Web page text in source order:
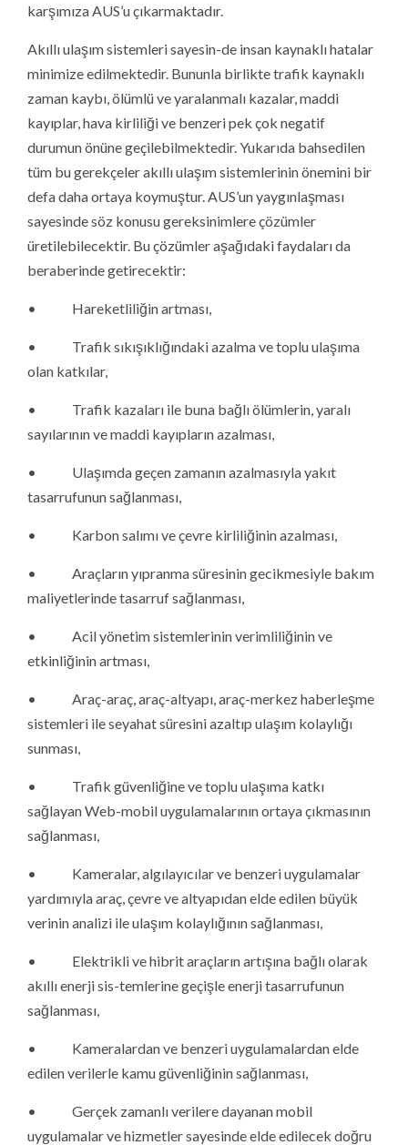
karşımıza AUS’u çıkarmaktadır.
Akıllı ulaşım sistemleri sayesin-de insan kaynaklı hatalar
minimize edilmektedir. Bununla birlikte trafik kaynaklı
zaman kaybı, ölümlü ve yaralanmalı kazalar, maddi
kayıplar, hava kirliliği ve benzeri pek çok negatif
durumun önüne geçilebilmektedir. Yukarıda bahsedilen
tüm bu gerekçeler akıllı ulaşım sistemlerinin önemini bir
defa daha ortaya koymuştur. AUS’un yaygınlaşması
sayesinde söz konusu gereksinimlere çözümler
üretilebilecektir. Bu çözümler aşağıdaki faydaları da
beraberinde getirecektir:
• Hareketliliğin artması,
• Trafik sıkışıklığındaki azalma ve toplu ulaşıma
olan katkılar,
• Trafik kazaları ile buna bağlı ölümlerin, yaralı
sayılarının ve maddi kayıpların azalması,
• Ulaşımda geçen zamanın azalmasıyla yakıt
tasarrufunun sağlanması,
• Karbon salımı ve çevre kirliliğinin azalması,
• Araçların yıpranma süresinin gecikmesiyle bakım
maliyetlerinde tasarruf sağlanması,
• Acil yönetim sistemlerinin verimliliğinin ve
etkinliğinin artması,
• Araç-araç, araç-altyapı, araç-merkez haberleşme
sistemleri ile seyahat süresini azaltıp ulaşım kolaylığı
sunması,
• Trafik güvenliğine ve toplu ulaşıma katkı
sağlayan Web-mobil uygulamalarının ortaya çıkmasının
sağlanması,
• Kameralar, algılayıcılar ve benzeri uygulamalar
yardımıyla araç, çevre ve altyapıdan elde edilen büyük
verinin analizi ile ulaşım kolaylığının sağlanması,
• Elektrikli ve hibrit araçların artışına bağlı olarak
akıllı enerji sis-temlerine geçişle enerji tasarrufunun
sağlanması,
• Kameralardan ve benzeri uygulamalardan elde
edilen verilerle kamu güvenliğinin sağlanması,
• Gerçek zamanlı verilere dayanan mobil
uygulamalar ve hizmetler sayesinde elde edilecek doğru